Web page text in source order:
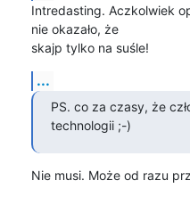
Intredasting. Aczkolwiek
nie okazało, że
skajp tylko na suśle!
...
PS. co za czasy, że
technologii ;-)
Nie musi. Może od razu